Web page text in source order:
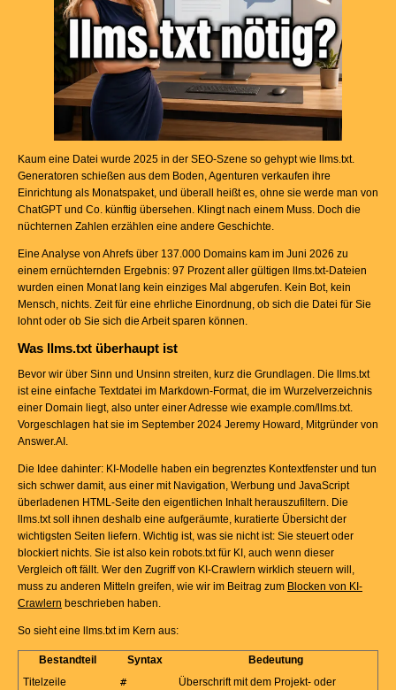
Kaum eine Datei wurde 2025 in der SEO-Szene so gehypt wie llms.txt.
Generatoren schießen aus dem Boden, Agenturen verkaufen ihre
Einrichtung als Monatspaket, und überall heißt es, ohne sie werde man von
ChatGPT und Co. künftig übersehen. Klingt nach einem Muss. Doch die
nüchternen Zahlen erzählen eine andere Geschichte.
Eine Analyse von Ahrefs über 137.000 Domains kam im Juni 2026 zu
einem ernüchternden Ergebnis: 97 Prozent aller gültigen llms.txt-Dateien
wurden einen Monat lang kein einziges Mal abgerufen. Kein Bot, kein
Mensch, nichts. Zeit für eine ehrliche Einordnung, ob sich die Datei für Sie
lohnt oder ob Sie sich die Arbeit sparen können.
Was llms.txt überhaupt ist
Bevor wir über Sinn und Unsinn streiten, kurz die Grundlagen. Die llms.txt
ist eine einfache Textdatei im Markdown-Format, die im Wurzelverzeichnis
einer Domain liegt, also unter einer Adresse wie example.com/llms.txt.
Vorgeschlagen hat sie im September 2024 Jeremy Howard, Mitgründer von
Answer.AI.
Die Idee dahinter: KI-Modelle haben ein begrenztes Kontextfenster und tun
sich schwer damit, aus einer mit Navigation, Werbung und JavaScript
überladenen HTML-Seite den eigentlichen Inhalt herauszufiltern. Die
llms.txt soll ihnen deshalb eine aufgeräumte, kuratierte Übersicht der
wichtigsten Seiten liefern. Wichtig ist, was sie nicht ist: Sie steuert oder
blockiert nichts. Sie ist also kein robots.txt für KI, auch wenn dieser
Vergleich oft fällt. Wer den Zugriff von KI-Crawlern wirklich steuern will,
muss zu anderen Mitteln greifen, wie wir im Beitrag zum Blocken von KI-
Crawlern beschrieben haben.
So sieht eine llms.txt im Kern aus:
Bestandteil Syntax
Bedeutung
Titelzeile
#
Überschrift mit dem Projekt- oder